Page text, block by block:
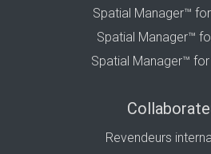
Spatial Manager™
Spatial Manager™
Spatial Manager™ for
Revendeurs